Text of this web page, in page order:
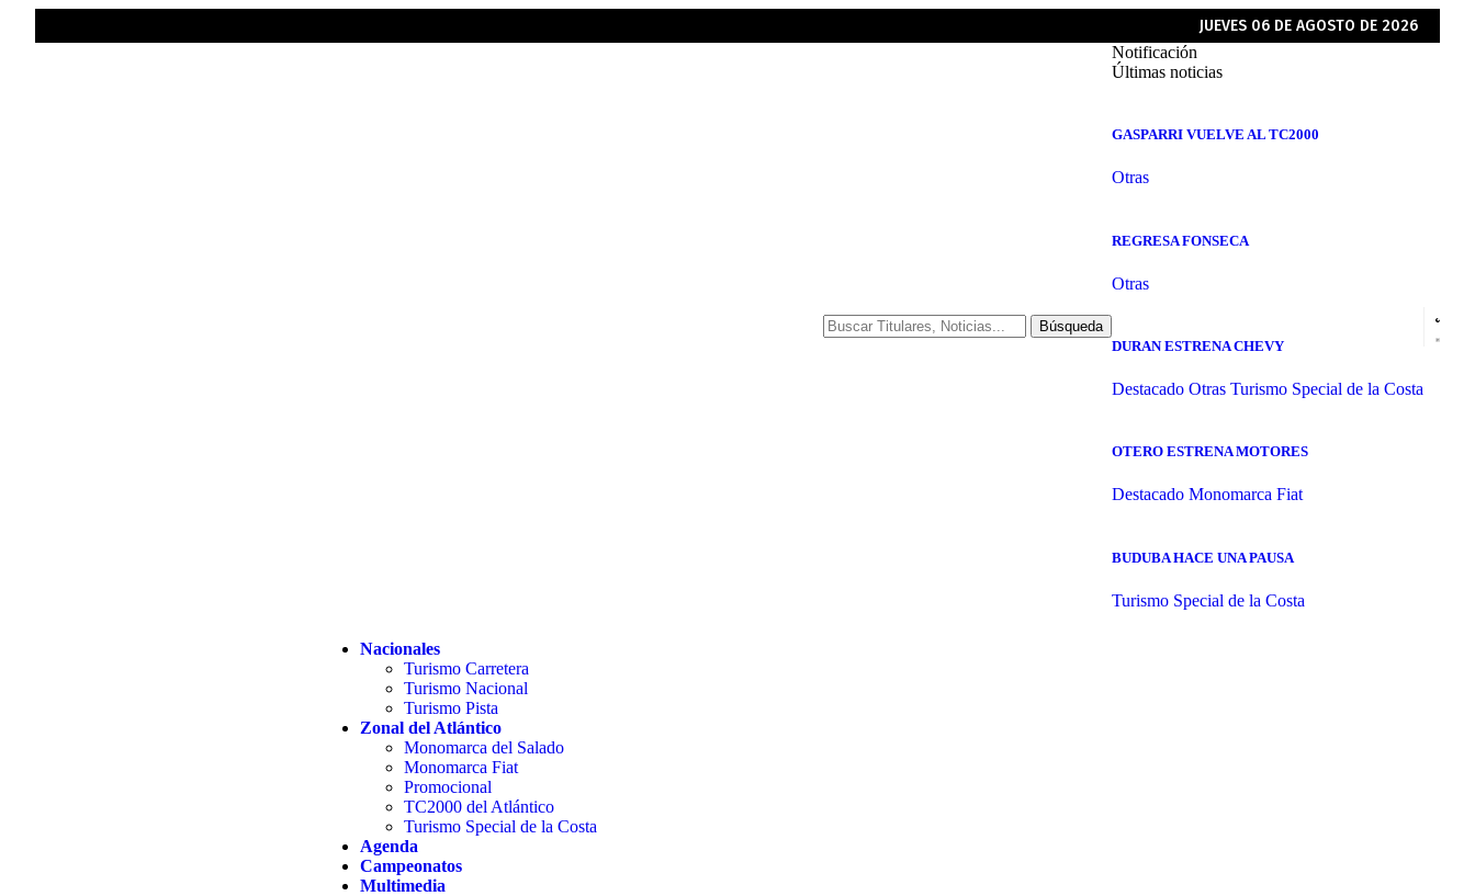
JUEVES 06 DE AGOSTO DE 2026
Notificación
Últimas noticias
GASPARRI VUELVE AL TC2000
Otras
REGRESA FONSECA
Otras
DURAN ESTRENA CHEVY
Destacado Otras Turismo Special de la Costa
OTERO ESTRENA MOTORES
Destacado Monomarca Fiat
BUDUBA HACE UNA PAUSA
Turismo Special de la Costa
Nacionales
Turismo Carretera
Turismo Nacional
Turismo Pista
Zonal del Atlántico
Monomarca del Salado
Monomarca Fiat
Promocional
TC2000 del Atlántico
Turismo Special de la Costa
Agenda
Campeonatos
Multimedia